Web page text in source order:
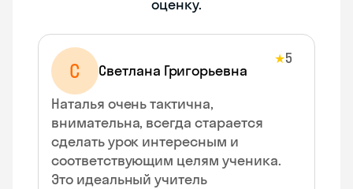
оценку.
С Светлана Григорьевна
★5
Наталья очень тактична,
внимательна, всегда старается
сделать урок интересным и
соответствующим целям ученика.
Это идеальный учитель